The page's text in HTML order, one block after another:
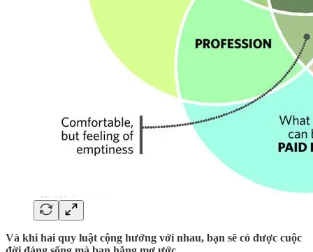
Và khi hai quy luật cộng hưởng với nhau, bạn sẽ có được cuộc